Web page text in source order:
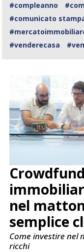
#compleanno
#comunicato
#venderecasa
nel
semplice
Come investire nel
ricchi